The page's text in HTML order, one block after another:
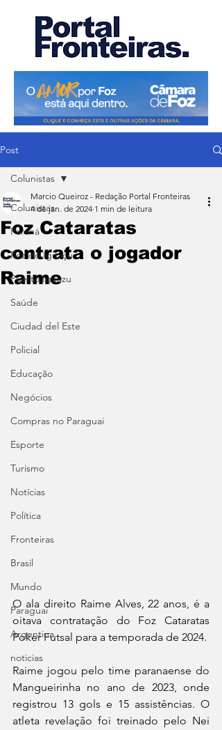
Post
Colunistas
Paraná
Foz do Iguaçu
Puerto Iguazu
Saúde
Ciudad del Este
Policial
Educação
Negócios
Compras no Paraguai
Esporte
Turismo
Notícias
Política
Fronteiras
Brasil
Mundo
Paraguai
Argentina
noticias
Colunistas
Foz Cataratas
contrata o jogador
Raime
Marcio Queiroz - Redação Portal Fronteiras
4 de jan. de 2024 1 min de leitura
O ala direito Raime Alves, 22 anos, é a
oitava contratação do Foz Cataratas
Poker Futsal para a temporada de 2024.
Raime jogou pelo time paranaense do
Mangueirinha no ano de 2023, onde
registrou 13 gols e 15 assistências. O
atleta revelação foi treinado pelo Nei